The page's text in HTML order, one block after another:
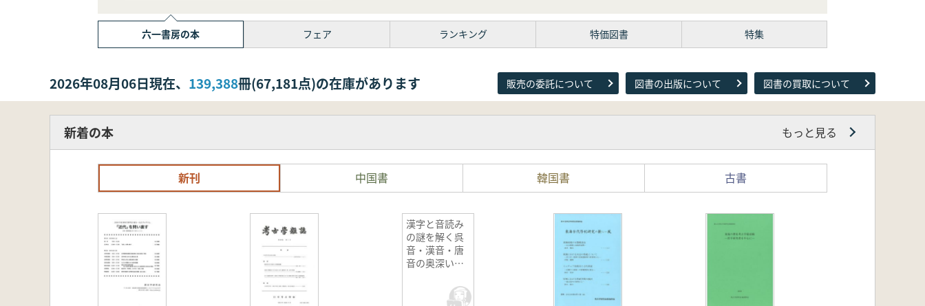
六一書房の本 フェア ランキング 特価図書 特集
2026年08月06日現在、 139,388冊(67,181点)の在庫があります 販売の委託について 図書の出版について 図書の買取について
新着の本 もっと見る
新刊 中国書 韓国書 古書
漢字と音読み
の謎を解く呉
音・漢音・唐
音の奥深い世